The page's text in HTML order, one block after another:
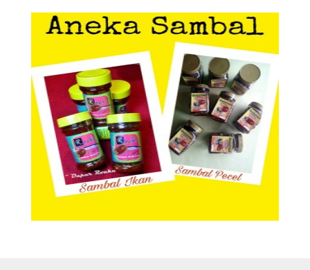
Aneka Sambal
Aneka Sambal